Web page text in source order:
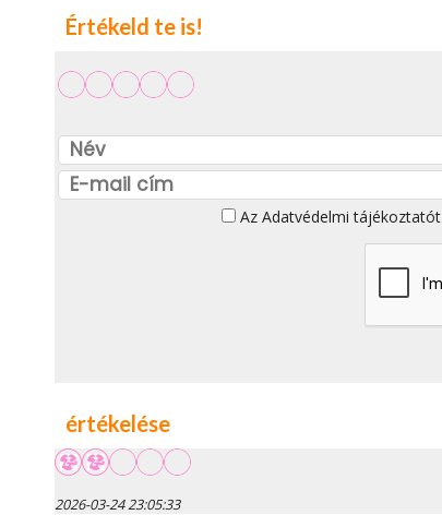
Értékeld te is!
Az Adatvédelmi tájékoztatót
értékelése
2026-03-24 23:05:33